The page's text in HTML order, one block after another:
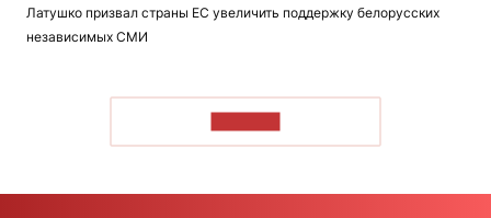
Латушко призвал страны ЕС увеличить поддержку белорусских
независимых СМИ